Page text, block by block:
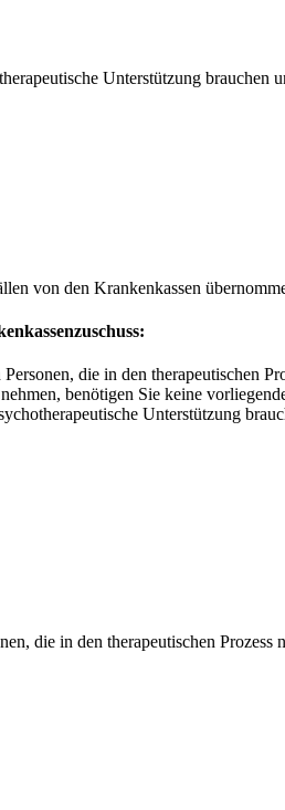
Unterstützung brauchen
von den Krankenkassen
die in den therapeutischen
benötigen Sie keine
Unterstützung
die in den therapeutischen